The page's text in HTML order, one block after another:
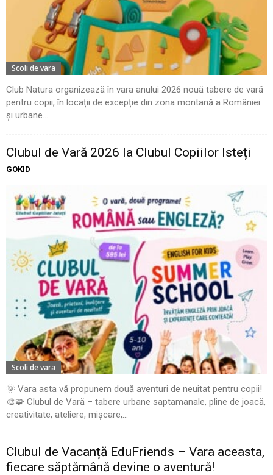
Scoli de vara
Club Natura organizează în vara anului 2026 nouă tabere de vară
pentru copii, în locații de excepție din zona montană a României
și urbane...
Clubul de Vară 2026 la Clubul Copiilor Isteți
GOKID
Scoli de vara
🌞 Vara asta vă propunem două aventuri de neuitat pentru copii!
🎨🧩 Clubul de Vară – tabere urbane saptamanale, pline de joacă,
creativitate, ateliere, mișcare,...
Clubul de Vacanță EduFriends – Vara aceasta,
fiecare săptămână devine o aventură!